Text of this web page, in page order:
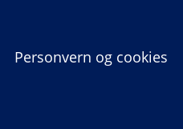
Personvern og cookies